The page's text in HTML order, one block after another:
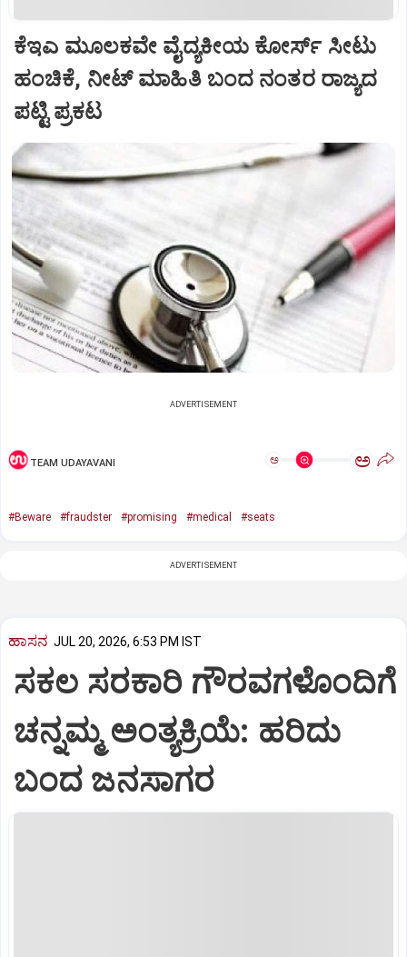
ಕೆಇಎ ಮೂಲಕವೇ ವೈದ್ಯಕೀಯ ಕೋರ್ಸ್ ಸೀಟು
ಹಂಚಿಕೆ, ನೀಟ್ ಮಾಹಿತಿ ಬಂದ ನಂತರ ರಾಜ್ಯದ
ಪಟ್ಟಿ ಪ್ರಕಟ
ADVERTISEMENT
TEAM UDAYAVANI ಅ ಅ
#Beware #fraudster #promising #medical #seats
ADVERTISEMENT
ಹಾಸನ JUL 20, 2026, 6:53 PM IST
ಸಕಲ ಸರಕಾರಿ ಗೌರವಗಳೊಂದಿಗೆ
ಚನ್ನಮ್ಮ ಅಂತ್ಯಕ್ರಿಯೆ: ಹರಿದು
ಬಂದ ಜನಸಾಗರ